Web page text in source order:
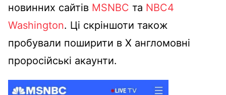
новинних сайтів MSNBC та NBC4
Washington. Ці скріншоти також
пробували поширити в X англомовні
проросійські акаунти.